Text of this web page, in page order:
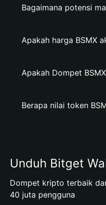
Bagaimana potensi
Apakah harga BSMX
Apakah Dompet
Berapa nilai token
Unduh Bitget
Dompet kripto terbaik
40 juta pengguna